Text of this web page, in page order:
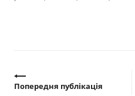
Попередня публікація